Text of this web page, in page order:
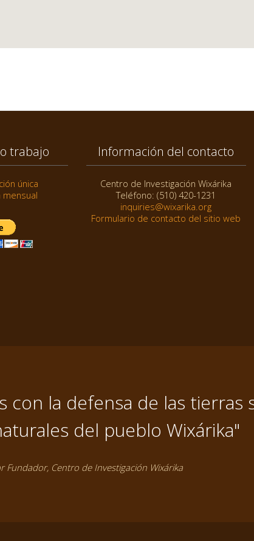
trabajo
única
mensual
Información del contacto
Centro de Investigación Wixárika
Teléfono: (510) 420-1231
inquiries@wixarika.org
Formulario de contacto del sitio web
la defensa de las tierras
del pueblo Wixárika"
Fundador, Centro de Investigación Wixárika